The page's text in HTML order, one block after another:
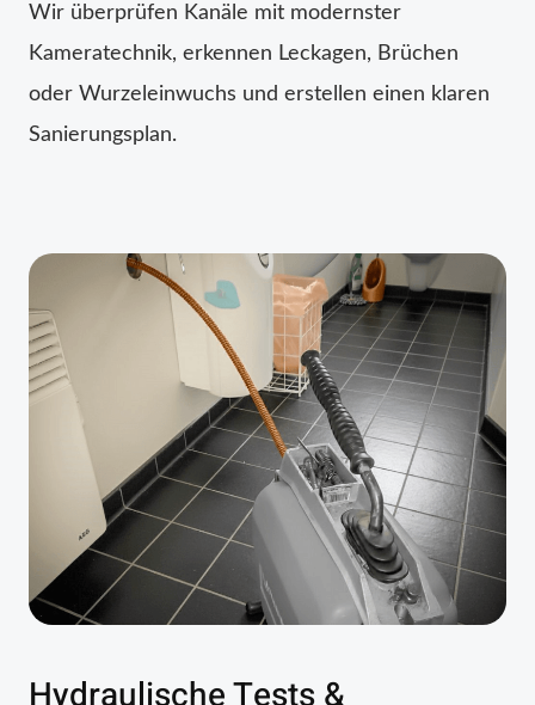
Wir überprüfen Kanäle mit modernster
Kameratechnik, erkennen Leckagen, Brüchen
oder Wurzeleinwuchs und erstellen einen klaren
Sanierungsplan.